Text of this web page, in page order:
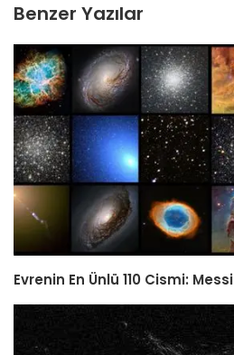
Benzer Yazılar
Evrenin En Ünlü 110 Cismi: